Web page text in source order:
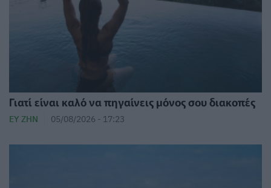
Γιατί είναι καλό να πηγαίνεις μόνος σου διακοπές
ΕΥ ΖΗΝ 05/08/2026 - 17:23